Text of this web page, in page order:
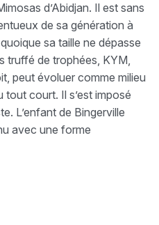
d’Abidjan. Il est sans
de sa génération à
sa taille ne dépasse
truffé de trophées, KYM,
peut évoluer comme milieu
court. Il s’est imposé
L’enfant de Bingerville
avec une forme